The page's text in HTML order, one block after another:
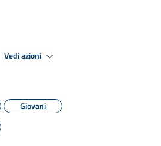
Vedi azioni
Giovani